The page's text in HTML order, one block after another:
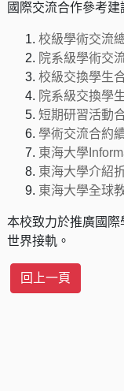
國際交流合作參考
校級學術交流
院系級學術交
校級交換學生
院系級交換學
短期研習活動
學術交流合約
東海大學
東海大學介紹
東海大學全球
本校致力於推廣國
世界接軌。